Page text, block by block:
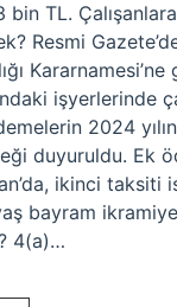
bin TL.
Resmi
Kararnamesi’ne
işyerlerinde
2024
duyuruldu. Ek
ikinci taksiti
bayram
4(a)…